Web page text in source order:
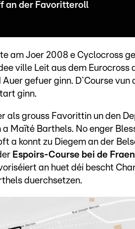
an der Favoritteroll
am Joer 2008 e Cyclocross
ville Leit aus dem Eurocross
gefuer ginn. D`Course vun
ginn.
als grouss Favorittin un den
Maïté Barthels. No enger
a konnt zu Diegem an der
Espoirs-Course bei de Fraen
an huet déi bescht
duerchsetzen.